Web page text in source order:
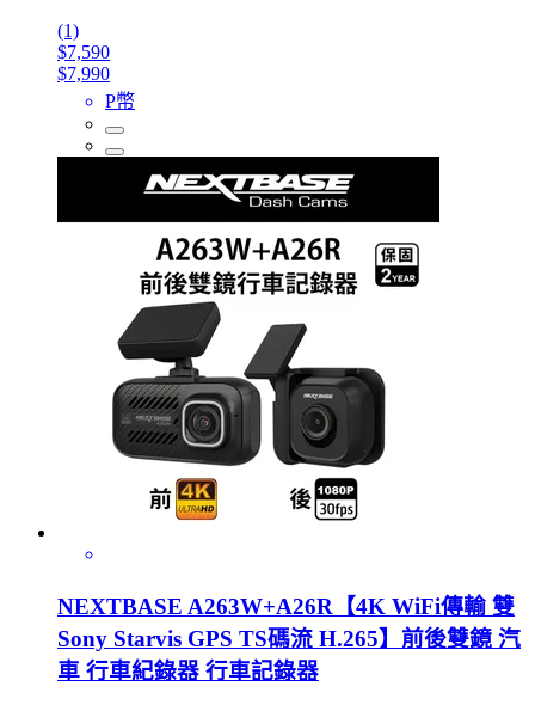
(1)
$7,590
$7,990
P幣
NEXTBASE A263W+A26R【4K WiFi傳輸 雙
Sony Starvis GPS TS碼流 H.265】前後雙鏡 汽
車 行車紀錄器 行車記錄器